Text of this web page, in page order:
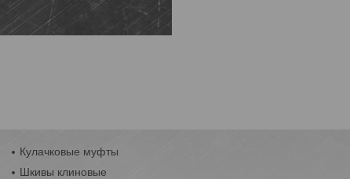
Кулачковые муфты
Шкивы клиновые